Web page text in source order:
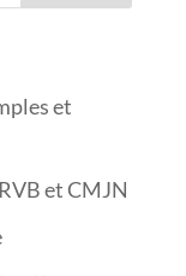
et
et CMJN